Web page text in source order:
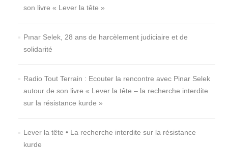
son livre « Lever la tête »
Pınar Selek, 28 ans de harcèlement judiciaire et de
solidarité
Radio Tout Terrain : Ecouter la rencontre avec Pinar Selek
autour de son livre « Lever la tête – la recherche interdite
sur la résistance kurde »
Lever la tête • La recherche interdite sur la résistance
kurde